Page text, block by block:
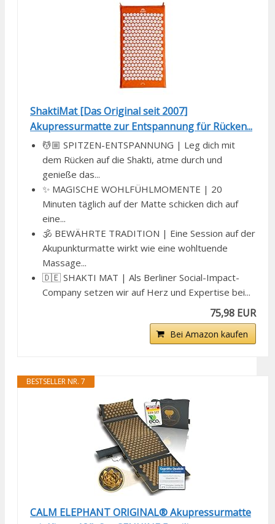
ShaktiMat [Das Original seit 2007]
Akupressurmatte zur Entspannung für Rücken...
💆🏼 SPITZEN-ENTSPANNUNG | Leg dich mit
dem Rücken auf die Shakti, atme durch und
genieße das...
✨ MAGISCHE WOHLFÜHLMOMENTE | 20
Minuten täglich auf der Matte schicken dich auf
eine...
🕉 BEWÄHRTE TRADITION | Eine Session auf der
Akupunkturmatte wirkt wie eine wohltuende
Massage...
🇩🇪 SHAKTI MAT | Als Berliner Social-Impact-
Company setzen wir auf Herz und Expertise bei...
75,98 EUR
Bei Amazon kaufen
BESTSELLER NR. 7
CALM ELEPHANT ORIGINAL® Akupressurmatte